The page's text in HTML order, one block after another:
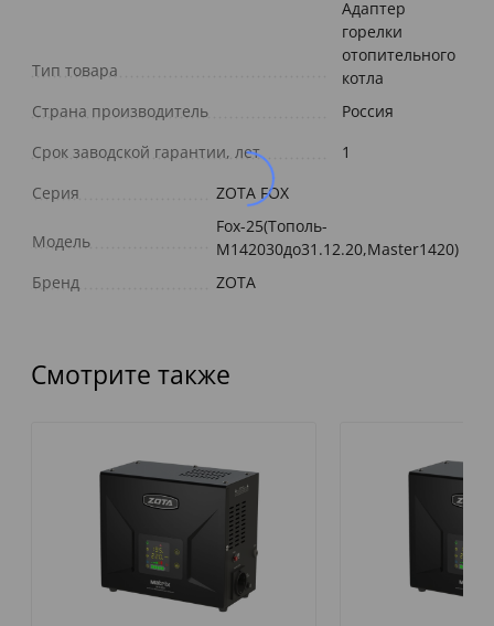
Тип товара
Адаптер
горелки
отопительного
котла
Страна производитель
Россия
Срок заводской гарантии, лет
1
Серия
ZOTA FOX
Модель
Fox-25(Тополь-
М142030до31.12.20,Master1420)
Бренд
ZOTA
Смотрите также